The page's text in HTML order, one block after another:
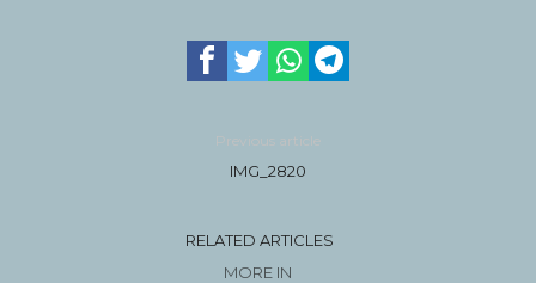
Previous article
IMG_2820
RELATED ARTICLES
MORE IN